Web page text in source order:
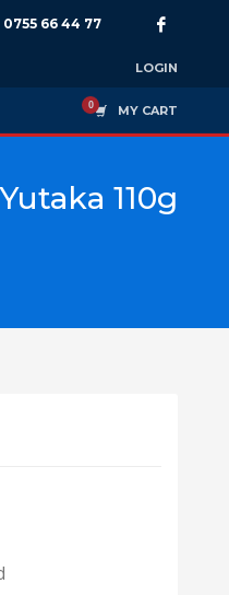
0755 66 44 77
LOGIN
MY CART
110g